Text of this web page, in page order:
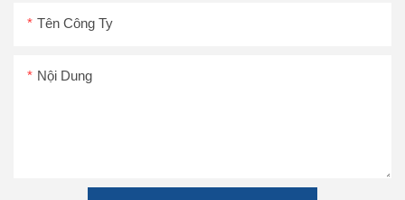
Tên Công Ty
Nội Dung